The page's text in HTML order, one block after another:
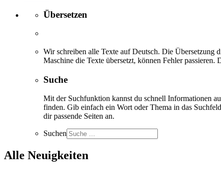
Übersetzen
Wir schreiben alle Texte auf Deutsch. Die Übersetzung
Maschine die Texte übersetzt, können Fehler passieren.
Suche
Mit der Suchfunktion kannst du schnell Informationen
finden. Gib einfach ein Wort oder Thema in das
dir passende Seiten an.
Suchen
Alle Neuigkeiten